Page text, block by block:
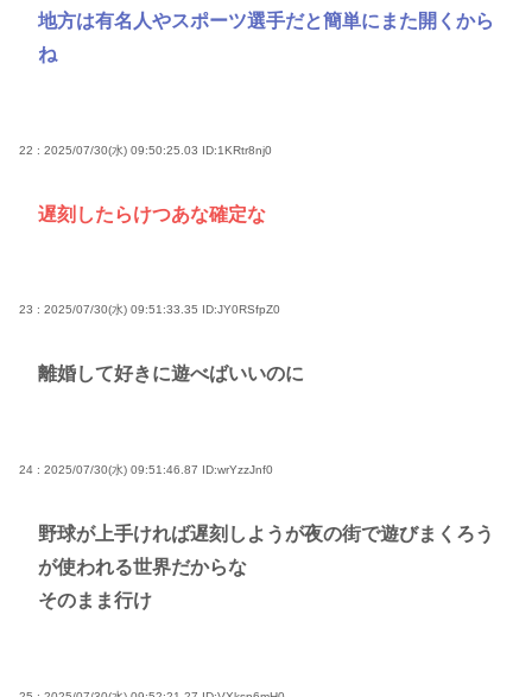
地方は有名人やスポーツ選手だと簡単にまた開くから
ね
22 : 2025/07/30(水) 09:50:25.03 ID:1KRtr8nj0
遅刻したらけつあな確定な
23 : 2025/07/30(水) 09:51:33.35 ID:JY0RSfpZ0
離婚して好きに遊べばいいのに
24 : 2025/07/30(水) 09:51:46.87 ID:wrYzzJnf0
野球が上手ければ遅刻しようが夜の街で遊びまくろう
が使われる世界だからな
そのまま行け